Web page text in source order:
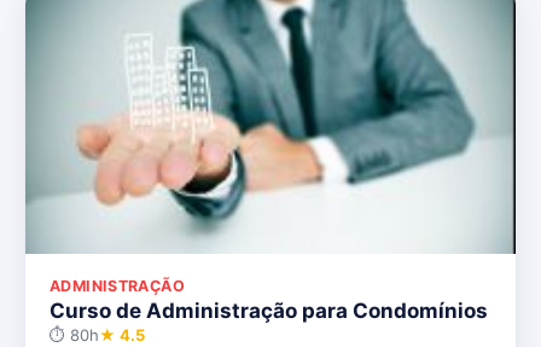
ADMINISTRAÇÃO
Curso de Administração para Condomínios
⏱ 80h★ 4.5